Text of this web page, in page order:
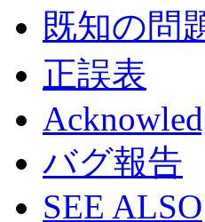
既知の問
正誤表
バグ報告
SEE ALSO